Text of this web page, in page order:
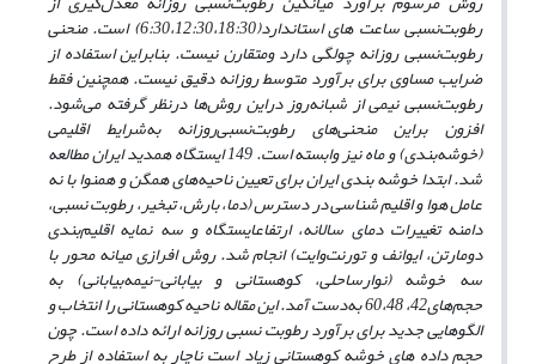
رطوبت‌نسبی ساعت های ‌استاندارد (6:30،12:30،18:30) است. منحنی
‌رطوبت‌نسبی روزانه چولگی دارد ومتقارن نیست. بنابراین استفاده از
ضرایب مساوی برای برآورد متوسط روزانه دقیق نیست. همچنین فقط
رطوبت‌نسبی نیمی از شبانه‌روز دراین روش‌ها درنظر گرفته ‌می‌شود.
افزون براین منحنی‌های رطوبت‌نسبی‌روزانه به‌شرایط اقلیمی
(خوشه‌بندی) و ماه نیز وابسته است. 149 ایستگاه‌ همدید ایران مطالعه
شد. ابتدا خوشه بندی ایران برای تعیین ناحیه‌های همگن و همنوا با نه
عامل هوا و اقلیم شناسی در دسترس (دما، بارش، تبخیر، رطوبت نسبی،
دامنه تغییرات دمای سالانه، ارتفاعایستگاه و سه نمایه اقلیم‌بندی
دومارتن، ایوانف و تورنت‌وایت) انجام شد. روش افرازی میانه محور با
سه خوشه (نوارساحلی، کوهستانی و بیابانی-نیمه‌بیابانی) به
‌حجم‌های42، 60،48 به‌دست آمد. این مقاله ناحیه کوهستانی را انتخاب و
الگوهایی جدید برای برآورد رطوبت نسبی روزانه ارائه داده است. چون
حجم داده های خوشه کوهستانی زیاد است ناچار به استفاده از طرح